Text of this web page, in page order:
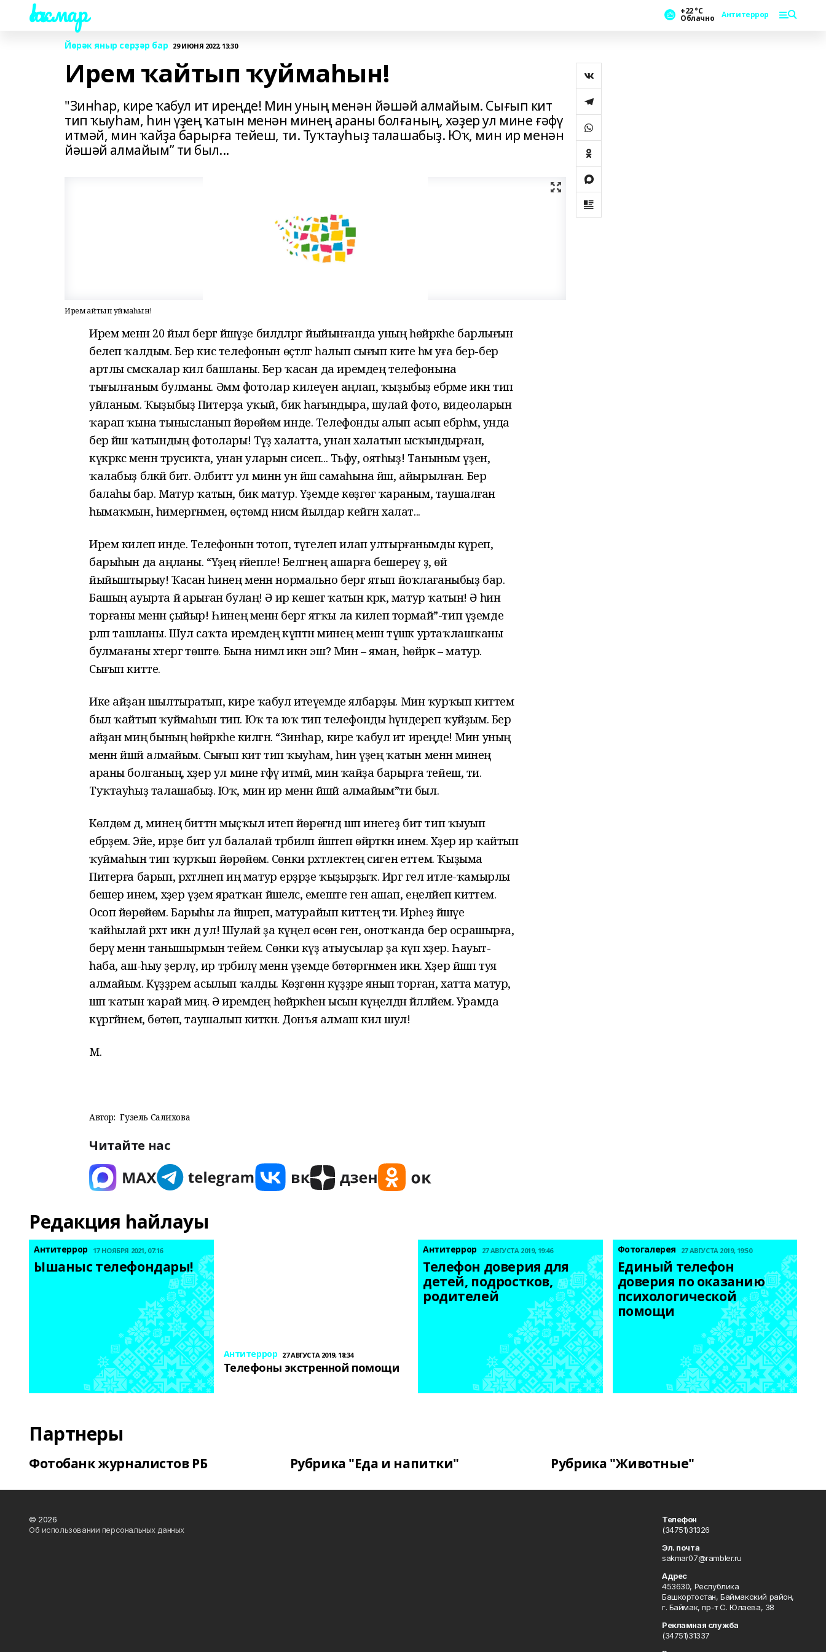
Һаҡмар +22 °С
Облачно Антитеррор
Йөрәк яныр серҙәр бар 29 ИЮНЯ 2022, 13:30
Ирем ҡайтып ҡуймаһын!
"Зинһар, кире ҡабул ит иреңде! Мин уның менән йәшәй алмайым. Сығып кит
тип ҡыуһам, һин үҙең ҡатын менән минең араны болғаның, хәҙер ул мине ғәфү
итмәй, мин ҡайҙа барырға тейеш, ти. Туҡтауһыҙ талашабыҙ. Юҡ, мин ир менән
йәшәй алмайым” ти был...
Ирем ҡайтып ҡуймаһын!
Ирем менән 20 йыл бергә йәшәүҙе билдәләргә йыйынғанда уның һөйәркәһе барлығын
белеп ҡалдым. Бер кис телефонын өҫтәлгә һалып сығып ките һәм уға бер-бер
артлы смскалар килә башланы. Бер ҡасан да иремдең телефонына
тығылғаным булманы. Әммә фотолар килеүен аңлап, ҡыҙыбыҙ ебәрәме икән тип
уйланым. Ҡыҙыбыҙ Питерҙа уҡый, бик һағындыра, шулай фото, видеоларын
ҡарап ҡына тынысланып йөрөйөм инде. Телефонды алып асып ебәрһәм, унда
бер йәш ҡатындың фотолары! Тәүҙә халатта, унан халатын ысҡындырған,
күкрәксә менән трусикта, унан уларын сисеп... Тьфу, оятһыҙ! Таныным үҙен,
ҡалабыҙ бәләкәй бит. Әлбиттә ул минән ун йәш самаһына йәш, айырылған. Бер
балаһы бар. Матур ҡатын, бик матур. Үҙемде көҙгөгә ҡараным, таушалған
һымаҡмын, һимергәнмен, өҫтөмдә нисәмә йылдар кейгән халат...
Ирем килеп инде. Телефонын тотоп, түгелеп илап ултырғанымды күреп,
барыһын да аңланы. “Үҙең ғәйепле! Белгәнең ашарға бешереү ҙә, өй
йыйыштырыу! Ҡасан һинең менән нормально бергә ятып йоҡлағаныбыҙ бар.
Башың ауырта йә арыған булаң! Ә ир кешегә ҡатын кәрәк, матур ҡатын! Ә һин
торғаны менән ҫыйыр! Һинең менән бергә ятҡы ла килеп тормай”-тип үҙемде
әрләп ташланы. Шул саҡта иремдең күптән минең менән түшәк уртаҡлашҡаны
булмағаны хәтергә төштө. Бына нимәлә икән эш? Мин – яман, һөйәркә – матур.
Сығып китте.
Ике айҙан шылтыратып, кире ҡабул итеүемде ялбарҙы. Мин ҡурҡып киттем
был ҡайтып ҡуймаһын тип. Юҡ та юҡ тип телефонды һүндереп ҡуйҙым. Бер
айҙан миңә бының һөйәркәһе килгән. “Зинһар, кире ҡабул ит иреңде! Мин уның
менән йәшәй алмайым. Сығып кит тип ҡыуһам, һин үҙең ҡатын менән минең
араны болғаның, хәҙер ул мине ғәфү итмәй, мин ҡайҙа барырға тейеш, ти.
Туҡтауһыҙ талашабыҙ. Юҡ, мин ир менән йәшәй алмайым”ти был.
Көлдөм дә, минең биттән мыҫҡыл итеп йөрөгәндә шәп инегеҙ бит тип ҡыуып
ебәрҙем. Эйе, ирҙе бит ул балалай тәрбиәләп йәшәтеп өйрәткән инем. Хәҙер ир ҡайтып
ҡуймаһын тип ҡурҡып йөрөйөм. Сөнки рәхәтлектең сигенә еттем. Ҡыҙыма
Питерға барып, рәхәтләнеп иң матур ерҙәрҙе ҡыҙырҙыҡ. Иргә гел итле-ҡамырлы
бешерә инем, хәҙер үҙем яратҡан йәшелсә, емеште генә ашап, еңеләйеп киттем.
Осоп йөрөйөм. Барыһы ла йәшәреп, матурайып киттең ти. Ирһеҙ йәшәүе
ҡайһылай рәхәт икән дә ул! Шулай ҙа күңел өсөн генә, онотҡанда бер осрашырға,
берәү менән танышырмын тейем. Сөнки күҙ атыусылар ҙа күп хәҙер. Һауыт-
һаба, аш-һыу әҙерләү, ир тәрбиәләү менән үҙемде бөтөргәнмен икән. Хәҙер йәшәп туя
алмайым. Күҙҙәрем асылып ҡалды. Көҙгөнән күҙҙәре янып торған, хатта матур,
шәп ҡатын ҡарай миңә. Ә иремдең һөйәркәһен ысын күңелдән йәлләйем. Урамда
күргәйнем, бөтөп, таушалып киткән. Донъя алмаш килә шул!
М.
Автор: Гузель Салихова
Читайте нас
Редакция һайлауы
Антитеррор 17 НОЯБРЯ 2021, 07:16
Ышаныс телефондары!
Антитеррор 27 АВГУСТА 2019, 18:34
Телефоны экстренной помощи
Антитеррор 27 АВГУСТА 2019, 19:46
Телефон доверия для
детей, подростков,
родителей
Фотогалерея 27 АВГУСТА 2019, 19:50
Единый телефон
доверия по оказанию
психологической
помощи
Партнеры
Фотобанк журналистов РБ Рубрика "Еда и напитки" Рубрика "Животные"
© 2026
Об использовании персональных данных
Телефон
(34751)31326
Эл. почта
sakmar07@rambler.ru
Адрес
453630, Республика
Башкортостан, Баймакский район,
г. Баймак, пр-т С. Юлаева, 38
Рекламная служба
(34751)31337